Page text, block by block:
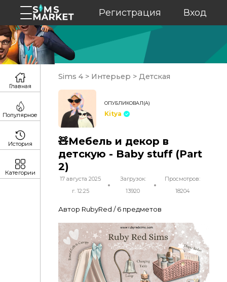
Регистрация Вход
Sims 4 > Интерьер > Детская
ОПУБЛИКОВАЛ(А)
Kitya
🧸Мебель и декор в
детскую - Baby stuff (Part
2)
17 августа 2025
г. 12:25
Загрузок:
13920
Просмотров:
18204
Автор RubyRed / 6 предметов
Главная
Популярное
История
Категории